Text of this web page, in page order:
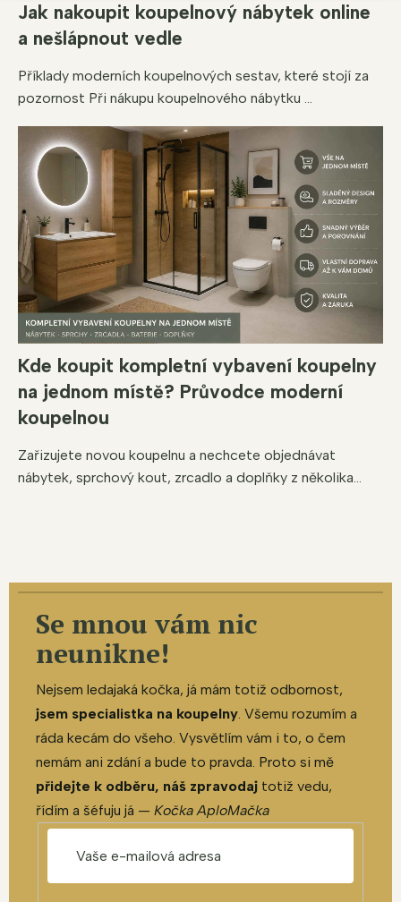
Jak nakoupit koupelnový nábytek online
a nešlápnout vedle
Příklady moderních koupelnových sestav, které stojí za
pozornost Při nákupu koupelnového nábytku ...
Kde koupit kompletní vybavení koupelny
na jednom místě? Průvodce moderní
koupelnou
Zařizujete novou koupelnu a nechcete objednávat
nábytek, sprchový kout, zrcadlo a doplňky z několika...
Se mnou vám nic
neunikne!
Nejsem ledajaká kočka, já mám totiž odbornost,
jsem specialistka na koupelny. Všemu rozumím a
ráda kecám do všeho. Vysvětlím vám i to, o čem
nemám ani zdání a bude to pravda. Proto si mě
přidejte k odběru, náš zpravodaj totiž vedu,
řídím a šéfuju já — Kočka AploMačka